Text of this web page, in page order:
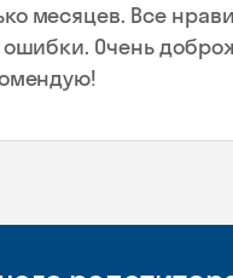
месяцев. Все
Очень